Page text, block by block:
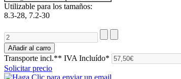
Utilizable para los tamaños:
8.3-28, 7.2-30
Transporte incl.** IVA Incluído*
Solicitar precio